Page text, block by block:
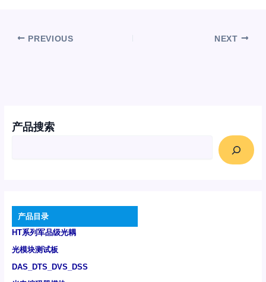
产品搜索
产品目录
HT系列军品级光耦
光模块测试板
DAS_DTS_DVS_DSS
PREVIOUS NEXT